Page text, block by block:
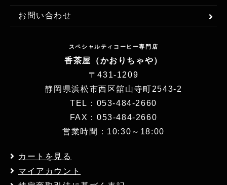
お問い合わせ
スペシャルティコーヒー専門店
香茶屋（かおりちゃや）
〒431-1209
静岡県浜松市西区舘山寺町2543-2
TEL：053-484-2660
FAX：053-484-2660
営業時間：10:30～18:00
カートを見る
マイアカウント